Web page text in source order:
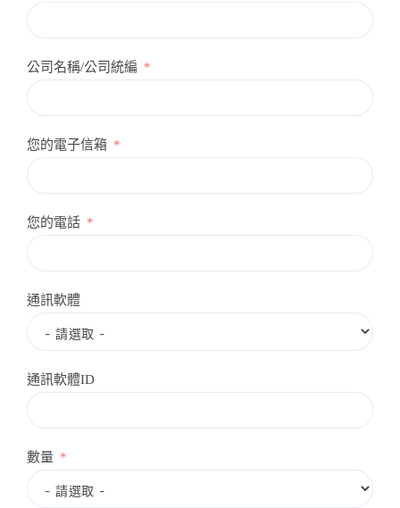
公司名稱/公司統編
您的電子信箱
您的電話
通訊軟體
通訊軟體ID
數量